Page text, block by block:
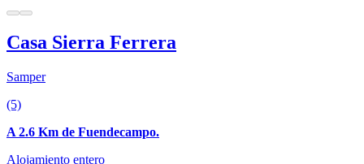
Casa Sierra Ferrera
Samper
(5)
A 2.6 Km de Fuendecampo.
Alojamiento entero